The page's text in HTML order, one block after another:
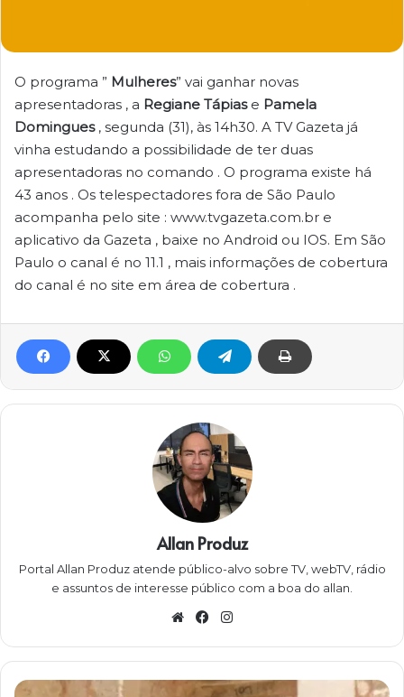
O programa ” Mulheres” vai ganhar novas
apresentadoras , a Regiane Tápiase Pamela
Domingues , segunda (31), às 14h30. A TV Gazeta já
vinha estudando a possibilidade de ter duas
apresentadoras no comando . O programa existe há
43 anos . Os telespectadores fora de São Paulo
acompanha pelo site : www.tvgazeta.com.br e
aplicativo da Gazeta , baixe no Android ou IOS. Em São
Paulo o canal é no 11.1 , mais informações de cobertura
do canal é no site em área de cobertura .
Allan Produz
Portal Allan Produz atende público-alvo sobre TV, webTV, rádio
e assuntos de interesse público com a boa do allan.
WebsiteFacebook
Programa